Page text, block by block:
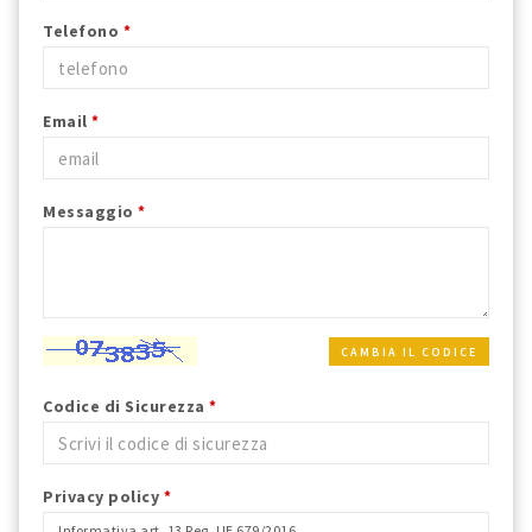
Telefono *
Email *
Messaggio *
CAMBIA IL CODICE
Codice di Sicurezza *
Privacy policy *